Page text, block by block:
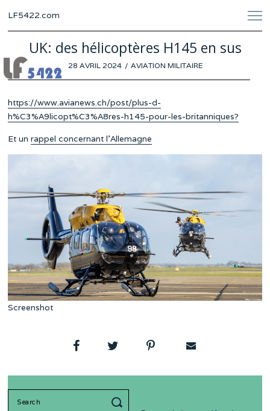
LF5422.com
UK: des hélicoptères H145 en sus
POSTED
28 AVRIL 202423AVIATION MILITAIRE
https://www.avianews.ch/post/plus-d-
h%C3%A9licopt%C3%A8res-h145-pour-les-britanniques?
Et unrappel concernant l’Allemagne
Screenshot